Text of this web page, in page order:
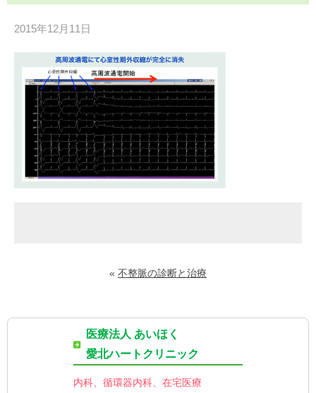
2015年12月11日
« 不整脈の診断と治療
医療法人 あいほく
愛北ハートクリニック
内科、循環器内科、在宅医療